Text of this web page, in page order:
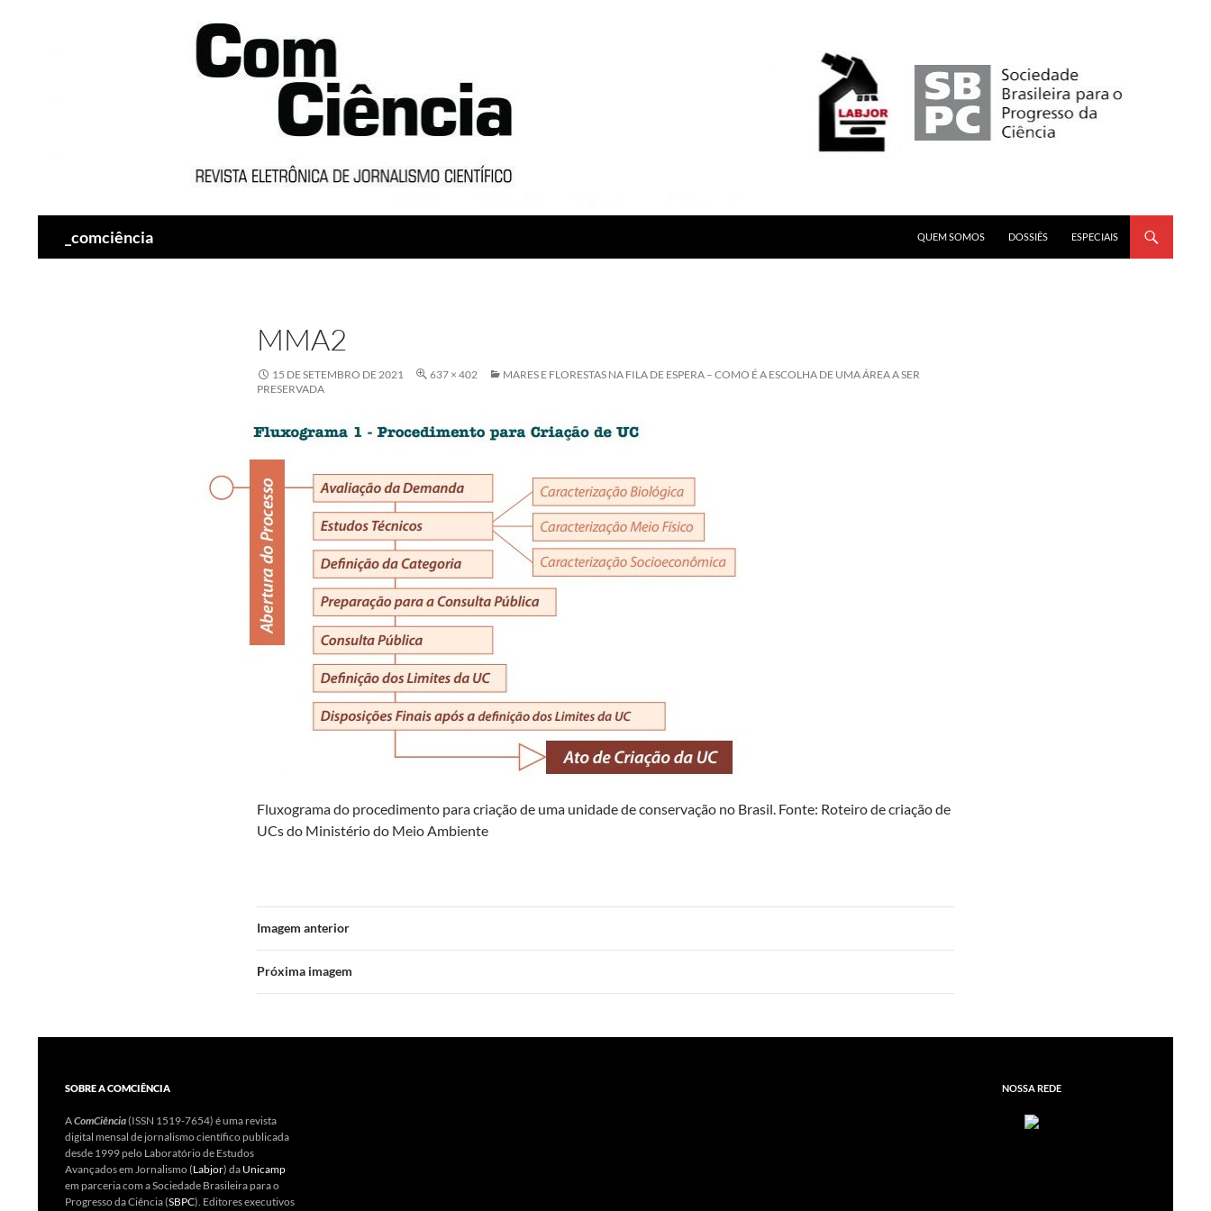
_comciência
QUEM SOMOS
DOSSIÊS ESPECIAIS
MMA2
15 DE SETEMBRO DE 2021 637 × 402
MARES E FLORESTAS NA FILA DE ESPERA – COMO É A ESCOLHA DE UMA ÁREA A SER
PRESERVADA
Fluxograma do procedimento para criação de uma unidade de conservação no Brasil. Fonte: Roteiro de criação de
UCs do Ministério do Meio Ambiente
Imagem anterior
Próxima imagem
SOBRE A COMCIÊNCIA
AComCiência(ISSN 1519-7654) é uma revista
digital mensal de jornalismo científico publicada
desde 1999 pelo Laboratório de Estudos
Avançados em Jornalismo (Labjor) da Unicamp
em parceria com a Sociedade Brasileira para o
Progresso da Ciência (SBPC). Editores executivos
NOSSA REDE